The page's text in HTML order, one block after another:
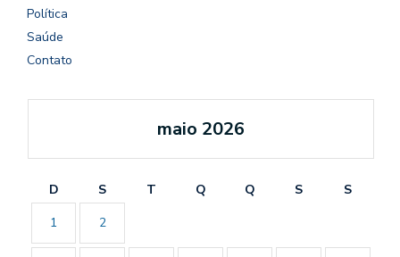
Política
Saúde
Contato
maio 2026
D S T Q Q S
S
1
2